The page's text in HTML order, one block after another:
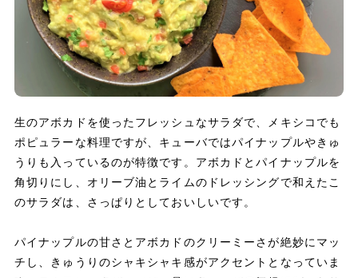
生のアボカドを使ったフレッシュなサラダで、メキシコでも
ポピュラーな料理ですが、キューバではパイナップルやきゅ
うりも入っているのが特徴です。アボカドとパイナップルを
角切りにし、オリーブ油とライムのドレッシングで和えたこ
のサラダは、さっぱりとしておいしいです。
パイナップルの甘さとアボカドのクリーミーさが絶妙にマッ
チし、きゅうりのシャキシャキ感がアクセントとなっていま